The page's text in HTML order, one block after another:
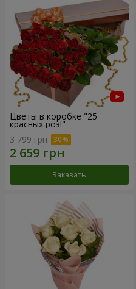
Цветы в коробке "25
красных роз!"
3 799 грн
Заказать